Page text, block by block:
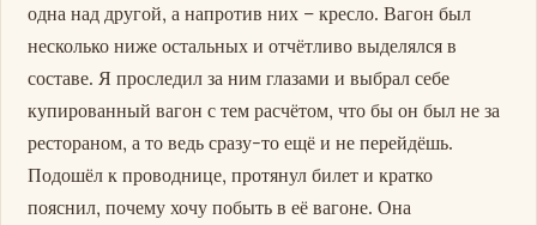
одна над другой, а напротив них – кресло. Вагон был
несколько ниже остальных и отчётливо выделялся в
составе. Я проследил за ним глазами и выбрал себе
купированный вагон с тем расчётом, что бы он был не за
рестораном, а то ведь сразу-то ещё и не перейдёшь.
Подошёл к проводнице, протянул билет и кратко
пояснил, почему хочу побыть в её вагоне. Она